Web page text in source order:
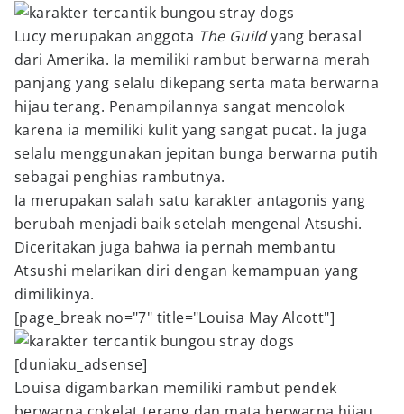
Lucy merupakan anggota The Guildyang berasal
dari Amerika. Ia memiliki rambut berwarna merah
panjang yang selalu dikepang serta mata berwarna
hijau terang. Penampilannya sangat mencolok
karena ia memiliki kulit yang sangat pucat. Ia juga
selalu menggunakan jepitan bunga berwarna putih
sebagai penghias rambutnya.
Ia merupakan salah satu karakter antagonis yang
berubah menjadi baik setelah mengenal Atsushi.
Diceritakan juga bahwa ia pernah membantu
Atsushi melarikan diri dengan kemampuan yang
dimilikinya.
[page_break no="7" title="Louisa May Alcott"]
[duniaku_adsense]
Louisa digambarkan memiliki rambut pendek